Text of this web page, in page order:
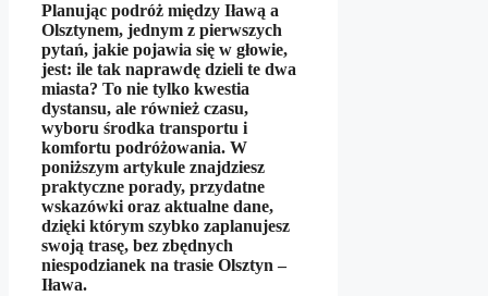
Planując podróż między Iławą a
Olsztynem, jednym z pierwszych
pytań, jakie pojawia się w głowie,
jest: ile tak naprawdę dzieli te dwa
miasta? To nie tylko kwestia
dystansu, ale również czasu,
wyboru środka transportu i
komfortu podróżowania. W
poniższym artykule znajdziesz
praktyczne porady, przydatne
wskazówki oraz aktualne dane,
dzięki którym szybko zaplanujesz
swoją trasę, bez zbędnych
niespodzianek na trasie Olsztyn –
Iława.